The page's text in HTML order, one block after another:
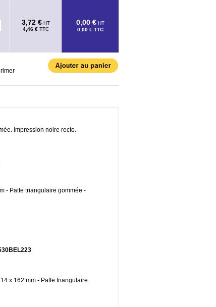
3,72 € HT
4,46 € TTC
0,00 € HT
0,00 € TTC
Impression noire recto.
- Patte triangulaire gommée -
x 162 mm - Patte triangulaire